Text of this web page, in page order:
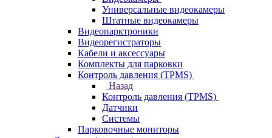
Универсальные видеокамеры
Штатные видеокамеры
Видеопарктроники
Видеорегистраторы
Кабели и аксессуары
Комплекты для парковки
Контроль давления (TPMS)
Назад
Контроль давления (TPMS)
Датчики
Системы
Парковочные мониторы